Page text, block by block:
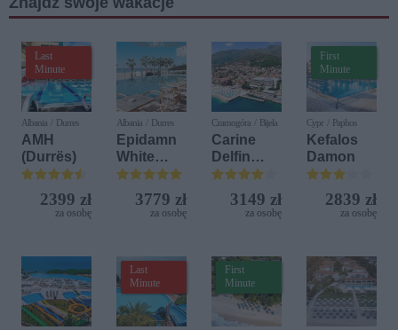
Last
Minute
Albania / Durres
AMH
(Durrës)
2399 zł
za osobę
Albania / Durres
Epidamn
White
Sensation
3779 zł
za osobę
Czarnogóra / Bijela
Carine
Delfin
Bijela (ex.
Iberostar
Bijela
3149 zł
za osobę
First
Minute
Cypr / Paphos
Kefalos
Damon
2839 zł
za osobę
Last
Minute
First
Minute